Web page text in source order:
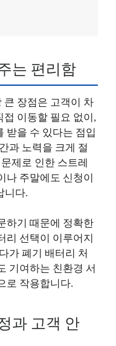
는 편리함
큰 장점은 고객이 차
이동할 필요 없이,
받을 수 있다는 점입
과 노력을 크게 절
제로 인한 스트레
나 주말에도 신청이
니다.
하기 때문에 정확한
리 선택이 이루어지
가 폐기 배터리 처
기여하는 친환경 서
로 작용합니다.
과 고객 안